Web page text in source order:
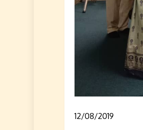
12/08/2019